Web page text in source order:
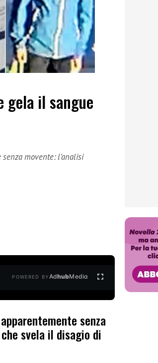
gela il sangue
movente: l’analisi
POWERED BYAdhubMedia
senza
svela il disagio di